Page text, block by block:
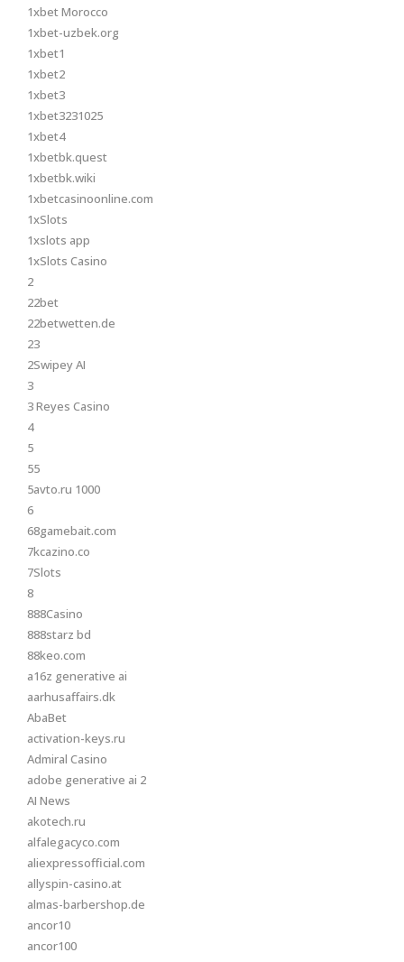
1xbet Morocco
1xbet-uzbek.org
1xbet1
1xbet2
1xbet3
1xbet3231025
1xbet4
1xbetbk.quest
1xbetbk.wiki
1xbetcasinoonline.com
1xSlots
1xslots app
1xSlots Casino
2
22bet
22betwetten.de
23
2Swipey AI
3
3 Reyes Casino
4
5
55
5avto.ru 1000
6
68gamebait.com
7kcazino.co
7Slots
8
888Casino
888starz bd
88keo.com
a16z generative ai
aarhusaffairs.dk
AbaBet
activation-keys.ru
Admiral Casino
adobe generative ai 2
AI News
akotech.ru
alfalegacyco.com
aliexpressofficial.com
allyspin-casino.at
almas-barbershop.de
ancor10
ancor100